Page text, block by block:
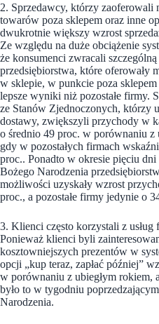
2. Sprzedawcy, którzy zaoferowali
towarów poza sklepem oraz inne
dwukrotnie większy wzrost
Ze względu na duże obciążenie
że konsumenci zwracali
przedsiębiorstwa, które oferowały
w sklepie, w punkcie poza
lepsze wyniki niż pozostałe firmy.
ze Stanów Zjednoczonych, którzy
dostawy, zwiększyli przychody w
o średnio 49 proc. w porównaniu z
gdy w pozostałych firmach
proc.. Ponadto w okresie pięciu
Bożego Narodzenia
możliwości uzyskały wzrost
proc., a pozostałe firmy jedynie o
3. Klienci często korzystali z usług
Ponieważ klienci byli
kosztowniejszych prezentów w
opcji „kup teraz, zapłać później”
w porównaniu z ubiegłym rokiem,
było to w tygodniu
Narodzenia.